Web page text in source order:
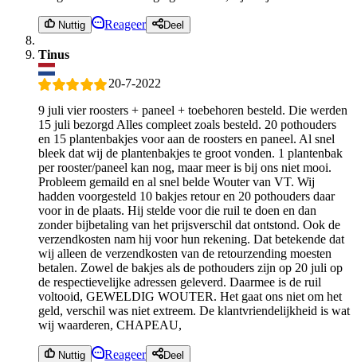
Nuttig Reageer Deel
Tinus
20-7-2022
9 juli vier roosters + paneel + toebehoren besteld. Die werden
15 juli bezorgd Alles compleet zoals besteld. 20 pothouders
en 15 plantenbakjes voor aan de roosters en paneel. Al snel
bleek dat wij de plantenbakjes te groot vonden. 1 plantenbak
per rooster/paneel kan nog, maar meer is bij ons niet mooi.
Probleem gemaild en al snel belde Wouter van VT. Wij
hadden voorgesteld 10 bakjes retour en 20 pothouders daar
voor in de plaats. Hij stelde voor die ruil te doen en dan
zonder bijbetaling van het prijsverschil dat ontstond. Ook de
verzendkosten nam hij voor hun rekening. Dat betekende dat
wij alleen de verzendkosten van de retourzending moesten
betalen. Zowel de bakjes als de pothouders zijn op 20 juli op
de respectievelijke adressen geleverd. Daarmee is de ruil
voltooid, GEWELDIG WOUTER. Het gaat ons niet om het
geld, verschil was niet extreem. De klantvriendelijkheid is wat
wij waarderen, CHAPEAU,
Nuttig Reageer Deel